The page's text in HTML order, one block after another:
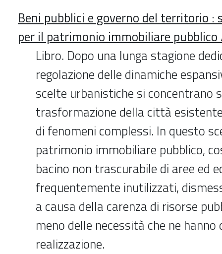
Beni pubblici e governo del territorio :
per il patrimonio immobiliare pubblico
Libro. Dopo una lunga stagione
regolazione delle dinamiche
scelte urbanistiche si concentrano
trasformazione della città
di fenomeni complessi. In questo
patrimonio immobiliare pubblico,
bacino non trascurabile di aree ed
frequentemente inutilizzati,
a causa della carenza di risorse
meno delle necessità che ne
realizzazione.